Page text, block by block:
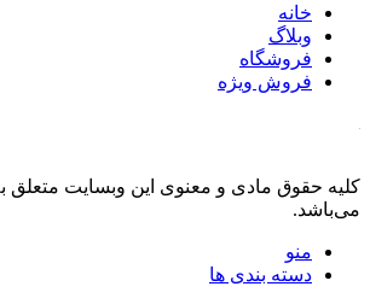
خانه
وبلاگ
فروشگاه
فروش ویژه
کلیه حقوق مادی و معنوی این وبسایت متعلق
می‌باشد.
منو
دسته بندی ها